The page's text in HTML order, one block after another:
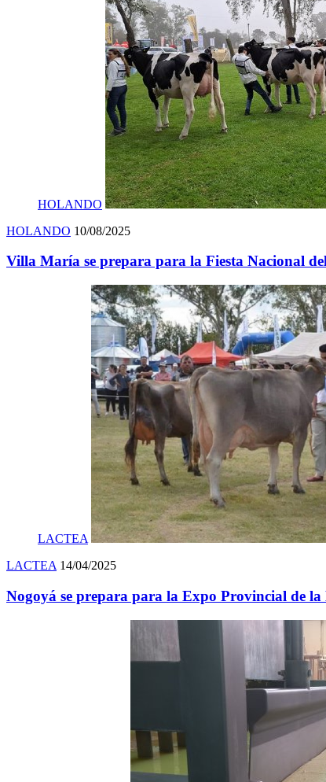
HOLANDO
HOLANDO 10/08/2025
Villa María se prepara para la Fiesta Nacional
LACTEA
LACTEA 14/04/2025
Nogoyá se prepara para la Expo Provincial de